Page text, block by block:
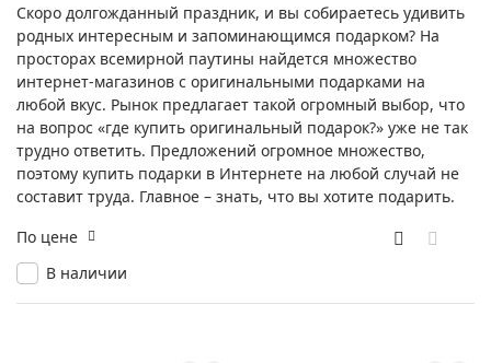
Скоро долгожданный праздник, и вы собираетесь удивить
родных интересным и запоминающимся подарком? На
просторах всемирной паутины найдется множество
интернет-магазинов с оригинальными подарками на
любой вкус. Рынок предлагает такой огромный выбор, что
на вопрос «где купить оригинальный подарок?» уже не так
трудно ответить. Предложений огромное множество,
поэтому купить подарки в Интернете на любой случай не
составит труда. Главное – знать, что вы хотите подарить.
В наличии
По цене